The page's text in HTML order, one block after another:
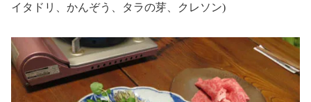
イタドリ、かんぞう、タラの芽、クレソン)